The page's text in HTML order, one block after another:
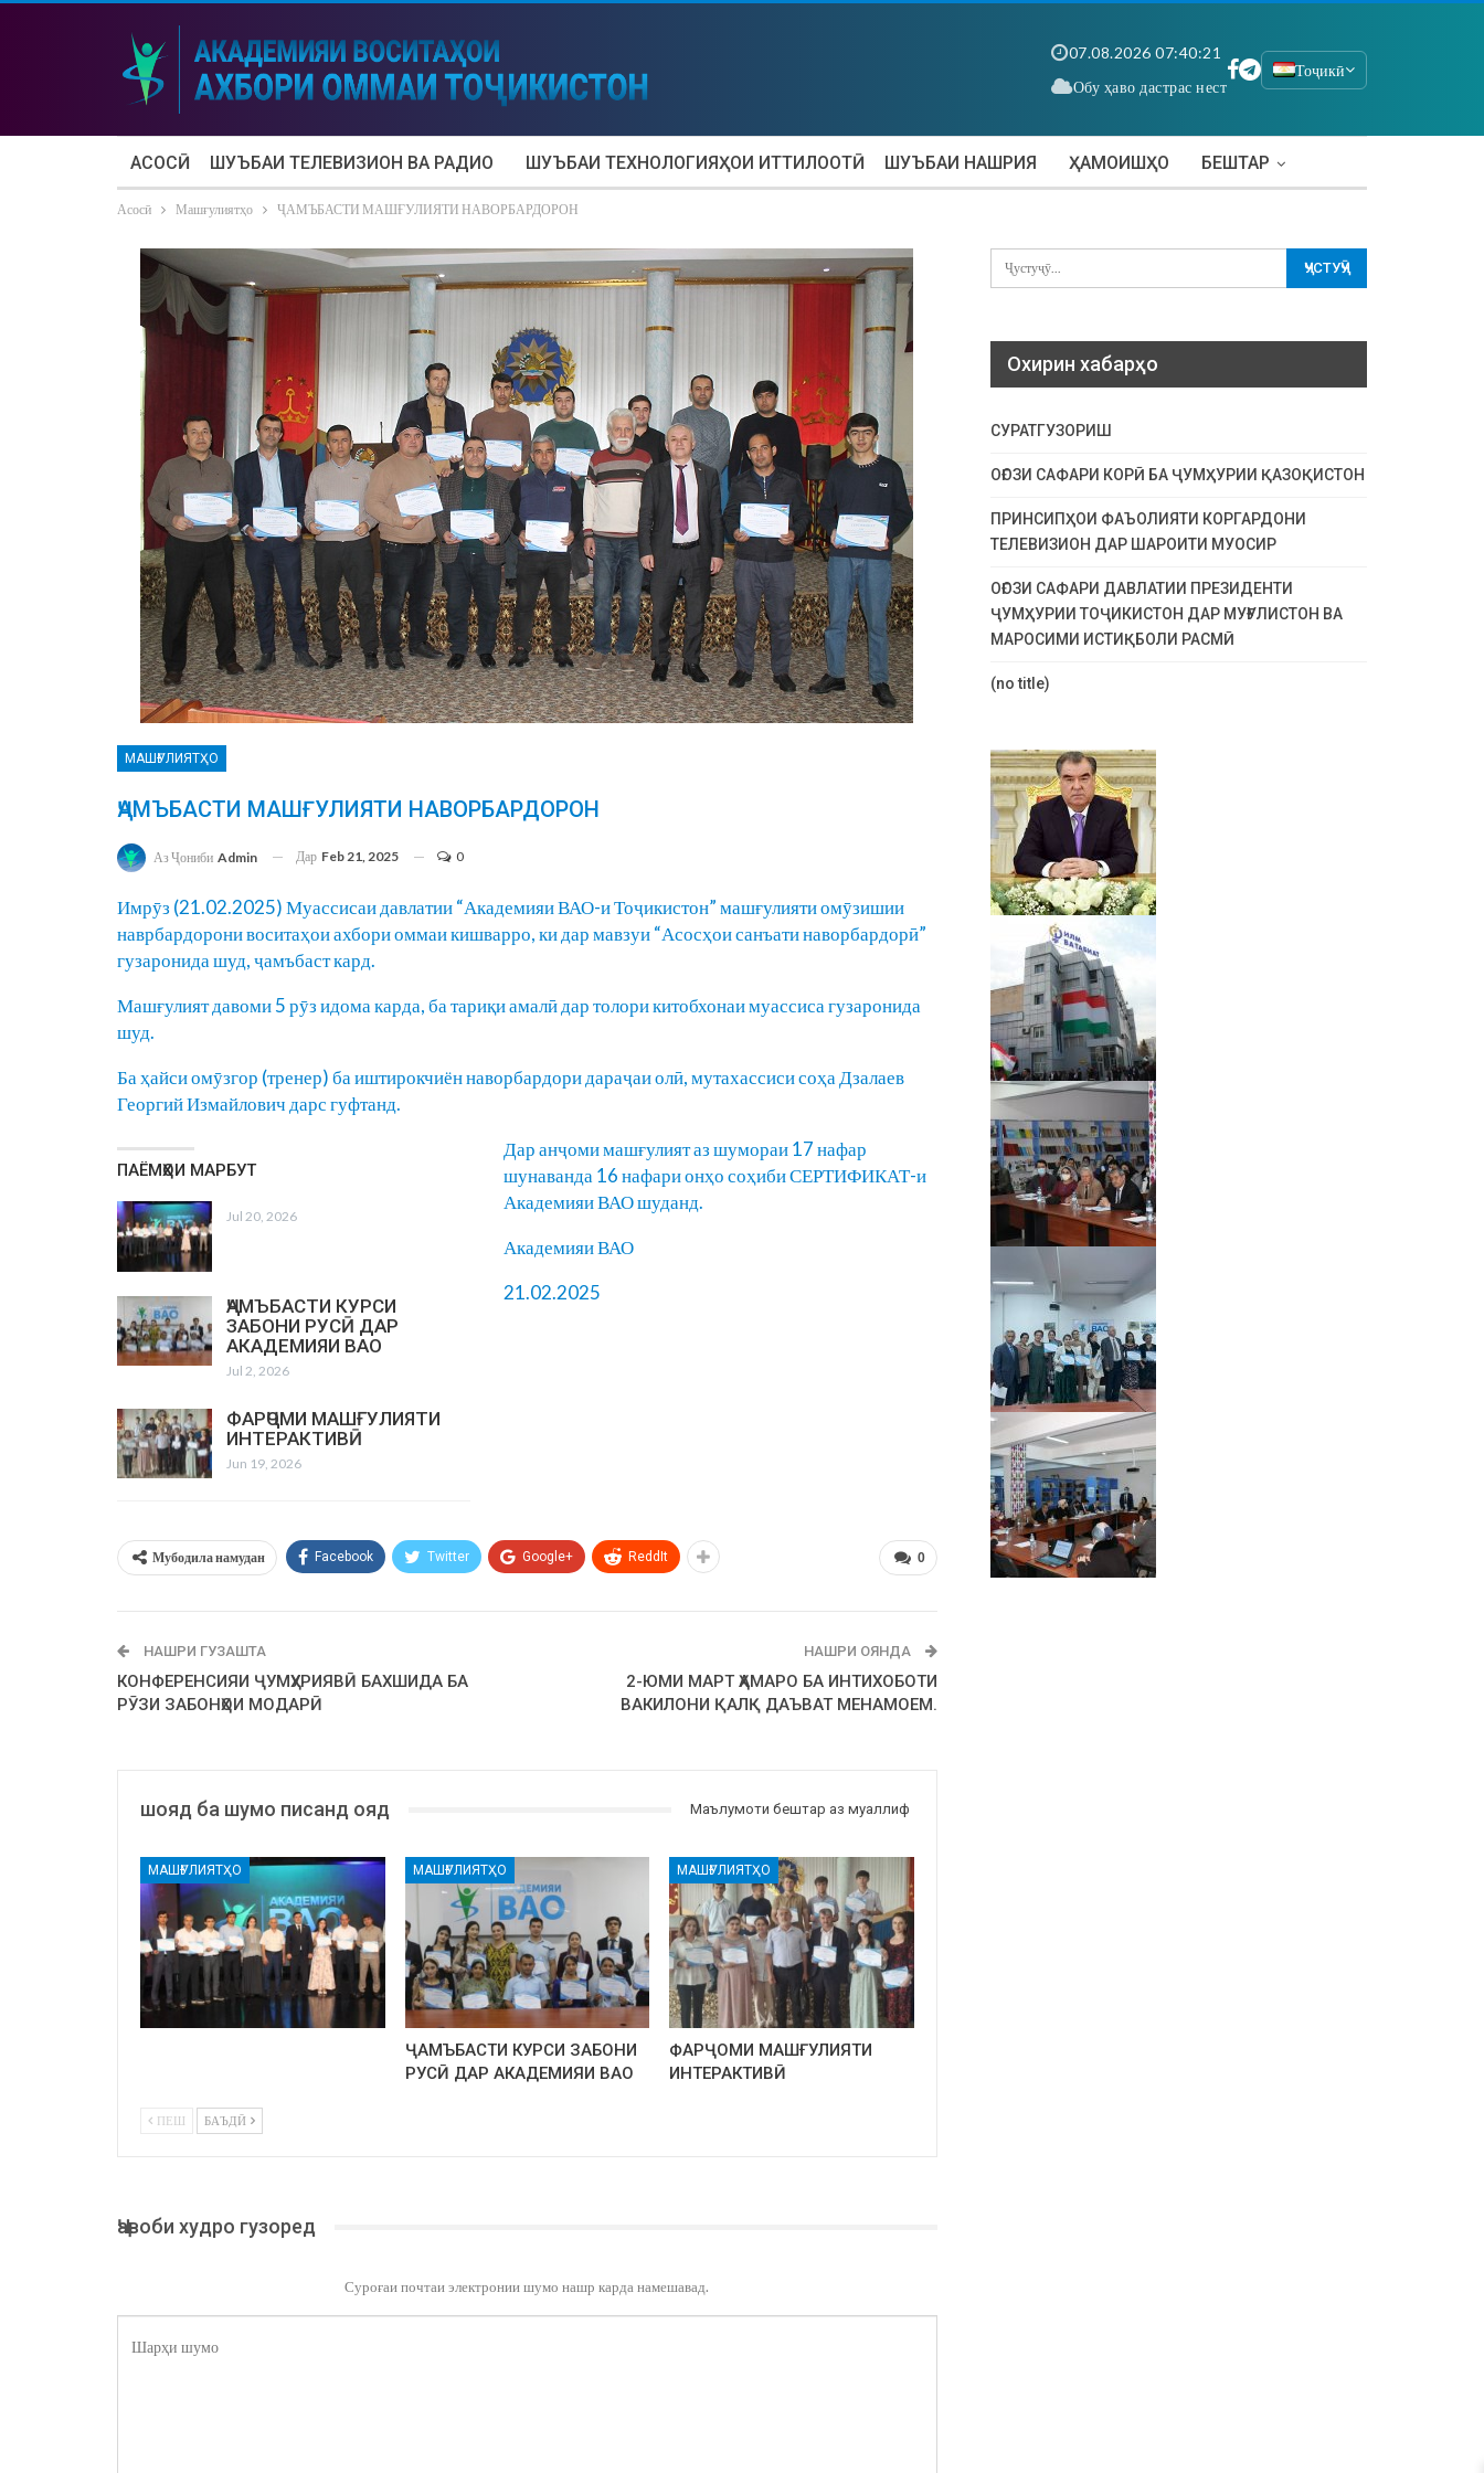
07.08.2026 07:40:22
Обу ҳаво дастрас нест
Тоҷикӣ
АСОСӢ ШУЪБАИ ТЕЛЕВИЗИОН ВА РАДИО ШУЪБАИ ТЕХНОЛОГИЯҲОИ ИТТИЛООТӢ ШУЪБАИ НАШРИЯ ҲАМОИШҲО БЕШТАР
Асосӣ Машғулиятҳо ҶАМЪБАСТИ МАШҒУЛИЯТИ НАВОРБАРДОРОН
МАШҒУЛИЯТҲО
ҶАМЪБАСТИ МАШҒУЛИЯТИ НАВОРБАРДОРОН
Аз Ҷониби Admin Дар Feb 21, 2025 0
Имрӯз (21.02.2025) Муассисаи давлатии “Академияи ВАО-и Тоҷикистон” машғулияти омӯзишии
наврбардорони воситаҳои ахбори оммаи кишварро, ки дар мавзуи “Асосҳои санъати наворбардорӣ”
гузаронида шуд, ҷамъбаст кард.
Машғулият давоми 5 рӯз идома карда, ба тариқи амалӣ дар толори китобхонаи муассиса гузаронида
шуд.
Ба ҳайси омӯзгор (тренер) ба иштирокчиён наворбардори дараҷаи олӣ, мутахассиси соҳа Дзалаев
Георгий Измайлович дарс гуфтанд.
ПАЁМҲОИ МАРБУТ
Jul 20, 2026
ҶАМЪБАСТИ КУРСИ
ЗАБОНИ РУСӢ ДАР
АКАДЕМИЯИ ВАО
Jul 2, 2026
ФАРҶОМИ МАШҒУЛИЯТИ
ИНТЕРАКТИВӢ
Jun 19, 2026
Дар анҷоми машғулият аз шумораи 17 нафар
шунаванда 16 нафари онҳо соҳиби СЕРТИФИКАТ-и
Академияи ВАО шуданд.
Академияи ВАО
21.02.2025
0
Мубодила намудан Facebook Twitter Google+ ReddIt
НАШРИ ГУЗАШТА
КОНФЕРЕНСИЯИ ҶУМҲУРИЯВӢ БАХШИДА БА
РӮЗИ ЗАБОНҲОИ МОДАРӢ
НАШРИ ОЯНДА
2-ЮМИ МАРТ ҲАМАРО БА ИНТИХОБОТИ
ВАКИЛОНИ ҚАЛҚ ДАЪВАТ МЕНАМОЕМ.
шояд ба шумо писанд ояд Маълумоти бештар аз муаллиф
МАШҒУЛИЯТҲО МАШҒУЛИЯТҲО
ҶАМЪБАСТИ КУРСИ ЗАБОНИ
РУСӢ ДАР АКАДЕМИЯИ ВАО
МАШҒУЛИЯТҲО
ФАРҶОМИ МАШҒУЛИЯТИ
ИНТЕРАКТИВӢ
ПЕШ БАЪДӢ
Ҷавоби худро гузоред
Суроғаи почтаи электронии шумо нашр карда намешавад.
Охирин хабарҳо
СУРАТГУЗОРИШ
ОҒОЗИ САФАРИ КОРӢ БА ҶУМҲУРИИ ҚАЗОҚИСТОН
ПРИНСИПҲОИ ФАЪОЛИЯТИ КОРГАРДОНИ
ТЕЛЕВИЗИОН ДАР ШАРОИТИ МУОСИР
ОҒОЗИ САФАРИ ДАВЛАТИИ ПРЕЗИДЕНТИ
ҶУМҲУРИИ ТОҶИКИСТОН ДАР МУҒУЛИСТОН ВА
МАРОСИМИ ИСТИҚБОЛИ РАСМӢ
(no title)